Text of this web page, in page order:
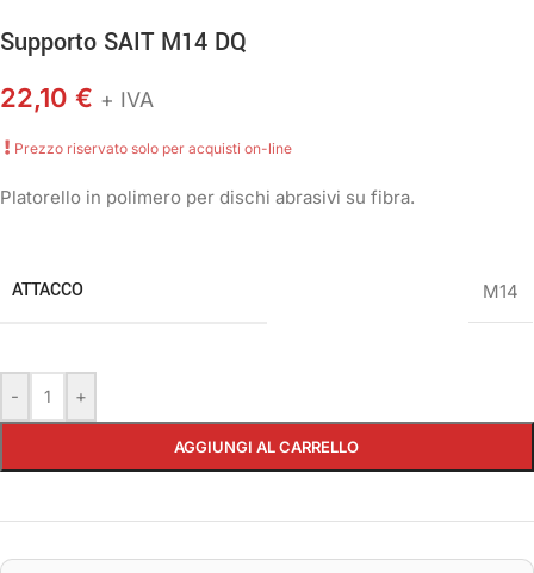
Supporto SAIT M14 DQ
22,10 € + IVA
Prezzo riservato solo per acquisti on-line
Platorello in polimero per dischi abrasivi su fibra.
ATTACCO M14
- +
AGGIUNGI AL CARRELLO